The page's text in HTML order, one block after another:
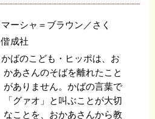
マーシャ＝ブラウン／さく
偕成社
かばのこども・ヒッポは、お
かあさんのそばを離れたこと
がありません。かばの言葉で
「グァオ」と叫ぶことが大切
なことを、おかあさんから教